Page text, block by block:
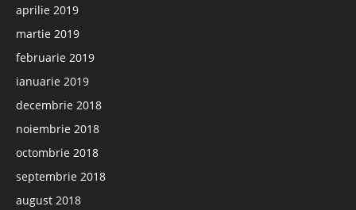
aprilie 2019
martie 2019
februarie 2019
ianuarie 2019
decembrie 2018
noiembrie 2018
octombrie 2018
septembrie 2018
august 2018